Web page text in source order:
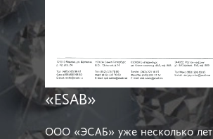
«ESAB»
ООО «ЭСАБ» уже несколько лет